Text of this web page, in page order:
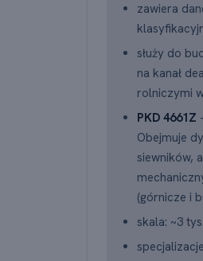
zawiera
służy do
na kanał
rolniczymi
PKD 4661Z
Obejmuje
siewników,
(górnicze i
skala: ~3